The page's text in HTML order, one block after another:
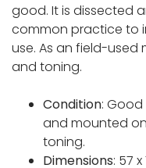
good. It is dissected
common practice to
use. As an field-used
and toning.
Condition:
and mounted
toning.
Dimensions: 57